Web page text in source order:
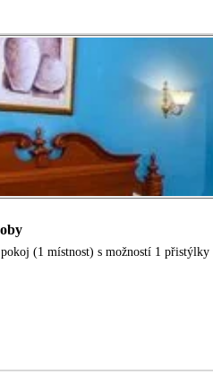
(1 místnost) s možností 1